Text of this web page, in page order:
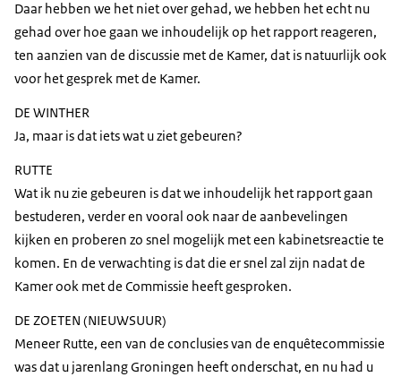
Daar hebben we het niet over gehad, we hebben het echt nu
gehad over hoe gaan we inhoudelijk op het rapport reageren,
ten aanzien van de discussie met de Kamer, dat is natuurlijk ook
voor het gesprek met de Kamer.
DE WINTHER
Ja, maar is dat iets wat u ziet gebeuren?
RUTTE
Wat ik nu zie gebeuren is dat we inhoudelijk het rapport gaan
bestuderen, verder en vooral ook naar de aanbevelingen
kijken en proberen zo snel mogelijk met een kabinetsreactie te
komen. En de verwachting is dat die er snel zal zijn nadat de
Kamer ook met de Commissie heeft gesproken.
DE ZOETEN (NIEUWSUUR)
Meneer Rutte, een van de conclusies van de enquêtecommissie
was dat u jarenlang Groningen heeft onderschat, en nu had u